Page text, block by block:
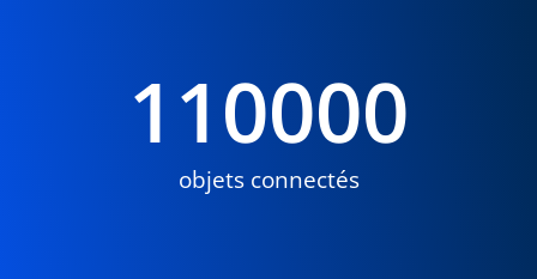
objets connectés
110000